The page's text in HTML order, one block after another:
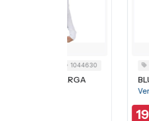
1047760
BLUSA ACTIVE
¢10,500